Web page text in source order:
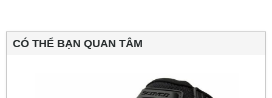
CÓ THỂ BẠN QUAN TÂM